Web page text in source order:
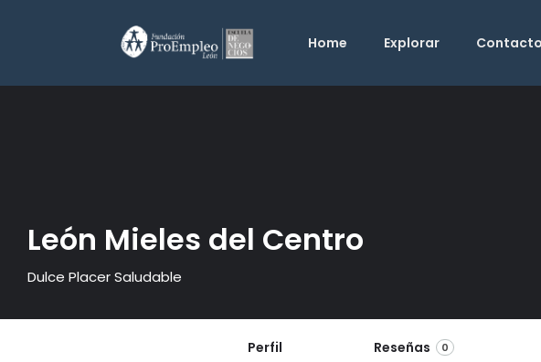
Home Explorar Contacto
León Mieles del Centro
Dulce Placer Saludable
Perfil Reseñas 0